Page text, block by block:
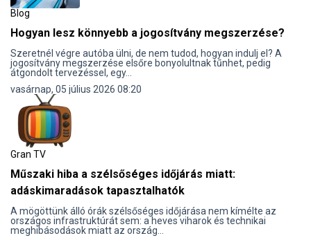
Blog
Hogyan lesz könnyebb a jogosítvány megszerzése?
Szeretnél végre autóba ülni, de nem tudod, hogyan indulj el? A
jogosítvány megszerzése elsőre bonyolultnak tűnhet, pedig
átgondolt tervezéssel, egy...
vasárnap, 05 július 2026 08:20
Gran TV
Műszaki hiba a szélsőséges időjárás miatt:
adáskimaradások tapasztalhatók
A mögöttünk álló órák szélsőséges időjárása nem kímélte az
országos infrastruktúrát sem: a heves viharok és technikai
meghibásodások miatt az ország...